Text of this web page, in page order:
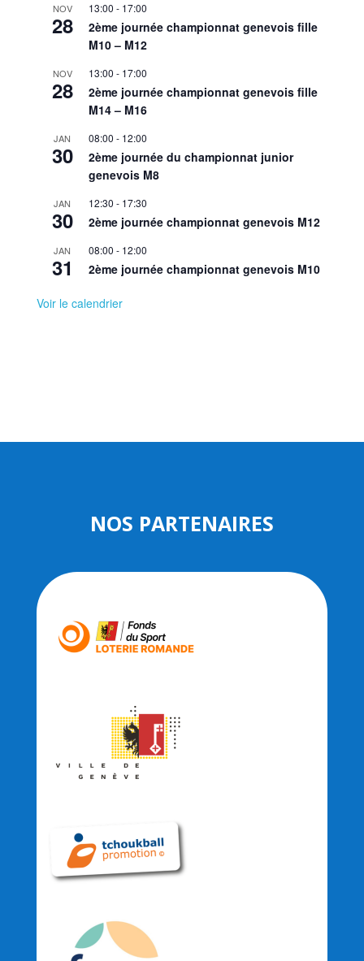
NOV
28
13:00 - 17:00
2ème journée championnat genevois fille
M10 – M12
NOV
28
13:00 - 17:00
2ème journée championnat genevois fille
M14 – M16
JAN
30
08:00 - 12:00
2ème journée du championnat junior
genevois M8
JAN
30
12:30 - 17:30
2ème journée championnat genevois M12
JAN
31
08:00 - 12:00
2ème journée championnat genevois M10
Voir le calendrier
NOS PARTENAIRES